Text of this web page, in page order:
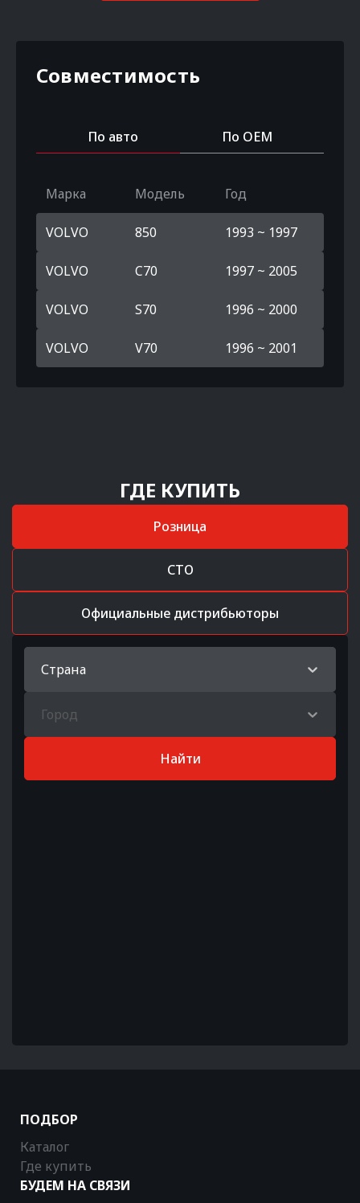
Совместимость
По авто По OEM
Марка Модель Год
VOLVO 850 1993 ~ 1997
VOLVO C70 1997 ~ 2005
VOLVO S70 1996 ~ 2000
VOLVO V70 1996 ~ 2001
ГДЕ КУПИТЬ
Розница
СТО
Официальные дистрибьюторы
Страна
Город
Найти
ПОДБОР
Каталог
Где купить
БУДЕМ НА СВЯЗИ